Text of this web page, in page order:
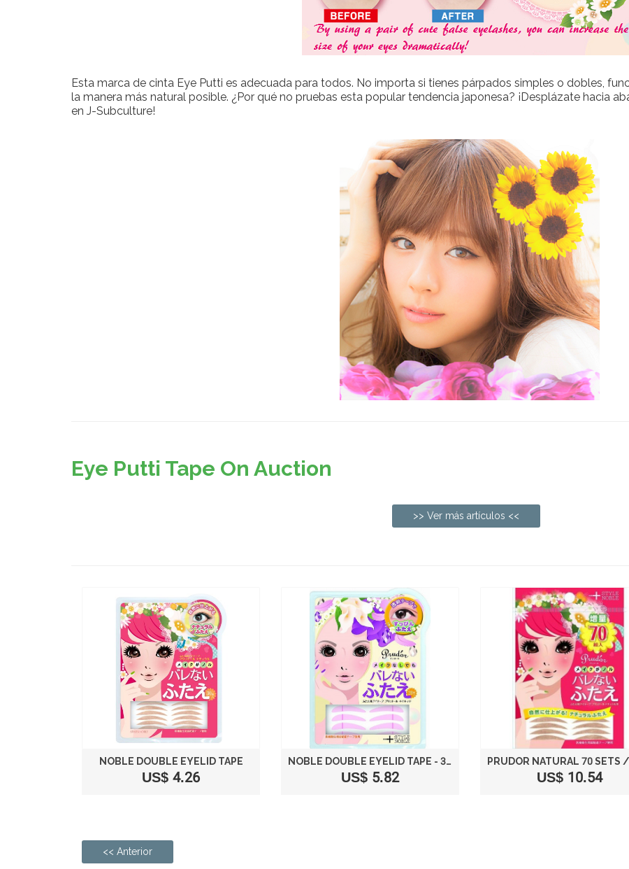
Esta marca de cinta Eye Putti es adecuada para todos. No importa si tienes párpados simples o dobles,
la manera más natural posible. ¿Por qué no pruebas esta popular tendencia japonesa? ¡Desplázate hacia
en J-Subculture!
Eye Putti Tape On Auction
>> Ver más artículos <<
NOBLE DOUBLE EYELID TAPE
US$ 4.26
NOBLE DOUBLE EYELID TAPE - 30 TAPES
US$ 5.82 US$ 10.54
<< Anterior